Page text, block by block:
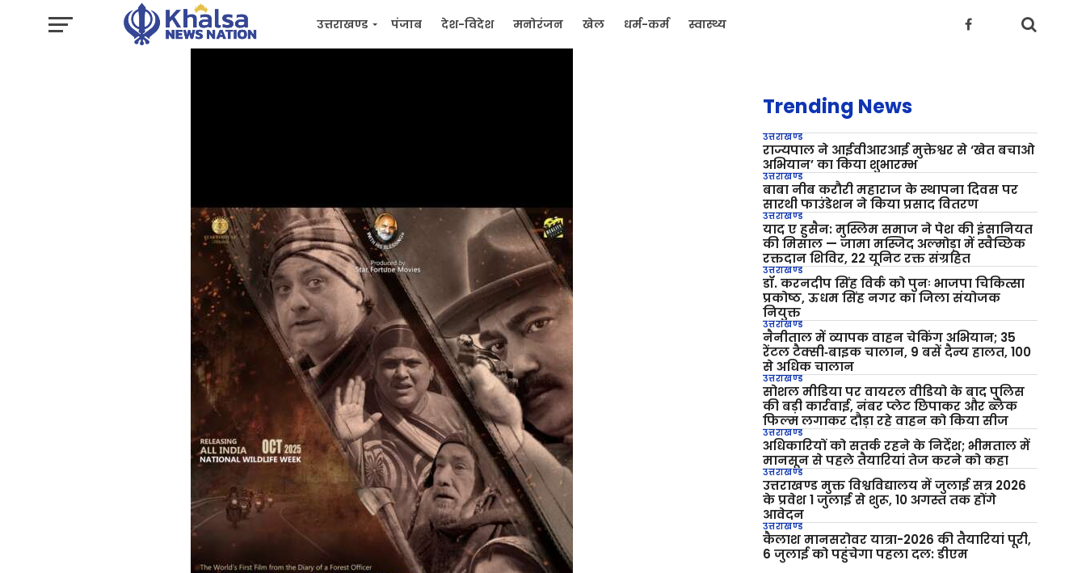
उत्तराखण्ड पंजाब देश-विदेश मनोरंजन खेल धर्म-कर्म स्वास्थ्य
Trending News
उत्तराखण्ड
राज्यपाल ने आईवीआरआई मुक्तेश्वर से ‘खेत बचाओ
अभियान’ का किया शुभारम्भ
उत्तराखण्ड
बाबा नीब करौरी महाराज के स्थापना दिवस पर
सारथी फाउंडेशन ने किया प्रसाद वितरण
उत्तराखण्ड
याद ए हुसैन: मुस्लिम समाज ने पेश की इंसानियत
की मिसाल — जामा मस्जिद अल्मोड़ा में स्वैच्छिक
रक्तदान शिविर, 22 यूनिट रक्त संग्रहित
उत्तराखण्ड
डॉ. करनदीप सिंह विर्क को पुनः भाजपा चिकित्सा
प्रकोष्ठ, ऊधम सिंह नगर का जिला संयोजक
नियुक्त
उत्तराखण्ड
नैनीताल में व्यापक वाहन चेकिंग अभियान; 35
रेंटल टैक्सी‑बाइक चालान, 9 बसें दैन्य हालत, 100
से अधिक चालान
उत्तराखण्ड
सोशल मीडिया पर वायरल वीडियो के बाद पुलिस
की बड़ी कार्रवाई, नंबर प्लेट छिपाकर और ब्लैक
फिल्म लगाकर दौड़ा रहे वाहन को किया सीज
उत्तराखण्ड
अधिकारियों को सतर्क रहने के निर्देश; भीमताल में
मानसून से पहले तैयारियां तेज करने को कहा
उत्तराखण्ड
उत्तराखण्ड मुक्त विश्वविद्यालय में जुलाई सत्र 2026
के प्रवेश 1 जुलाई से शुरू, 10 अगस्त तक होंगे
आवेदन
उत्तराखण्ड
कैलाश मानसरोवर यात्रा-2026 की तैयारियां पूरी,
6 जुलाई को पहुंचेगा पहला दल: डीएम